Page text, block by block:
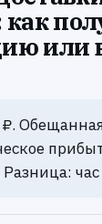
как
или
₽.